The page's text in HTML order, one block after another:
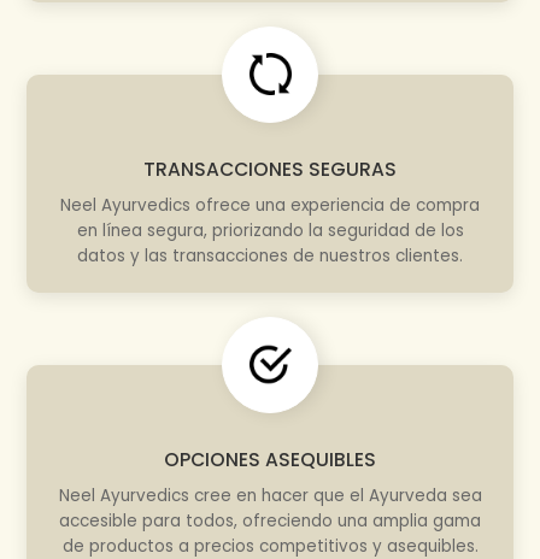
TRANSACCIONES SEGURAS
Neel Ayurvedics ofrece una experiencia de compra
en línea segura, priorizando la seguridad de los
datos y las transacciones de nuestros clientes.
OPCIONES ASEQUIBLES
Neel Ayurvedics cree en hacer que el Ayurveda sea
accesible para todos, ofreciendo una amplia gama
de productos a precios competitivos y asequibles.